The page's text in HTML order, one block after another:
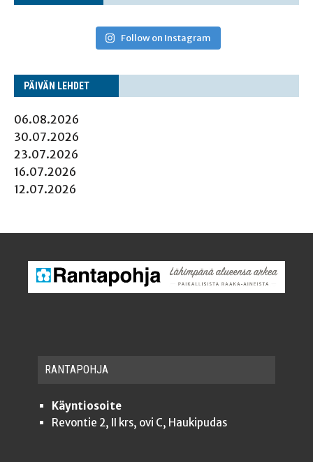
Follow on Instagram
PÄI­VÄN LEHDET
06.08.2026
30.07.2026
23.07.2026
16.07.2026
12.07.2026
RAN­TA­POH­JA
Käyntiosoite
Revontie 2, II krs, ovi C, Haukipudas